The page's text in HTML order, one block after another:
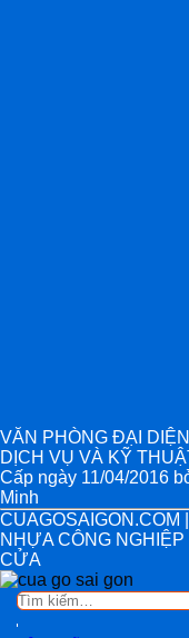
VĂN PHÒNG ĐẠI
DỊCH VỤ VÀ KỸ
Cấp ngày 11/04/2016
Minh
CUAGOSAIGON.COM
NHỰA CÔNG
CỬA
Tìm